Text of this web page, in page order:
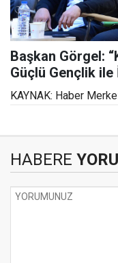
Başkan Görgel:
Güçlü Gençlik ile
KAYNAK: Haber
HABERE